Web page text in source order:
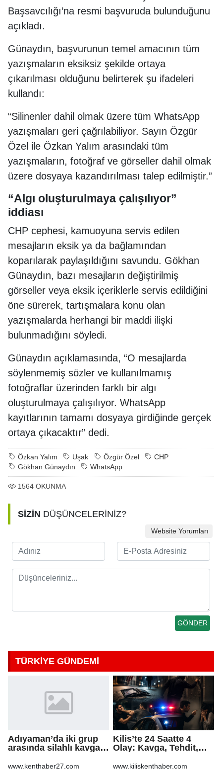
Başsavcılığı’na resmi başvuruda bulunduğunu
açıkladı.
Günaydın, başvurunun temel amacının tüm
yazışmaların eksiksiz şekilde ortaya
çıkarılması olduğunu belirterek şu ifadeleri
kullandı:
“Silinenler dahil olmak üzere tüm WhatsApp
yazışmaları geri çağrılabiliyor. Sayın Özgür
Özel ile Özkan Yalım arasındaki tüm
yazışmaların, fotoğraf ve görseller dahil olmak
üzere dosyaya kazandırılması talep edilmiştir.”
“Algı oluşturulmaya çalışılıyor”
iddiası
CHP cephesi, kamuoyuna servis edilen
mesajların eksik ya da bağlamından
koparılarak paylaşıldığını savundu. Gökhan
Günaydın, bazı mesajların değiştirilmiş
görseller veya eksik içeriklerle servis edildiğini
öne sürerek, tartışmalara konu olan
yazışmalarda herhangi bir maddi ilişki
bulunmadığını söyledi.
Günaydın açıklamasında, “O mesajlarda
söylenmemiş sözler ve kullanılmamış
fotoğraflar üzerinden farklı bir algı
oluşturulmaya çalışılıyor. WhatsApp
kayıtlarının tamamı dosyaya girdiğinde gerçek
ortaya çıkacaktır” dedi.
Özkan Yalım Uşak Özgür Özel
CHP
Gökhan Günaydın
WhatsApp
1564 OKUNMA
SİZİN DÜŞÜNCELERİNİZ?
Website Yorumları
TÜRKİYE GÜNDEMİ
Adıyaman’da iki grup
arasında silahlı kavga:
www.kenthaber27.com
Kilis’te 24 Saatte 4
Olay: Kavga, Tehdit,
Verme
www.kiliskenthaber.com